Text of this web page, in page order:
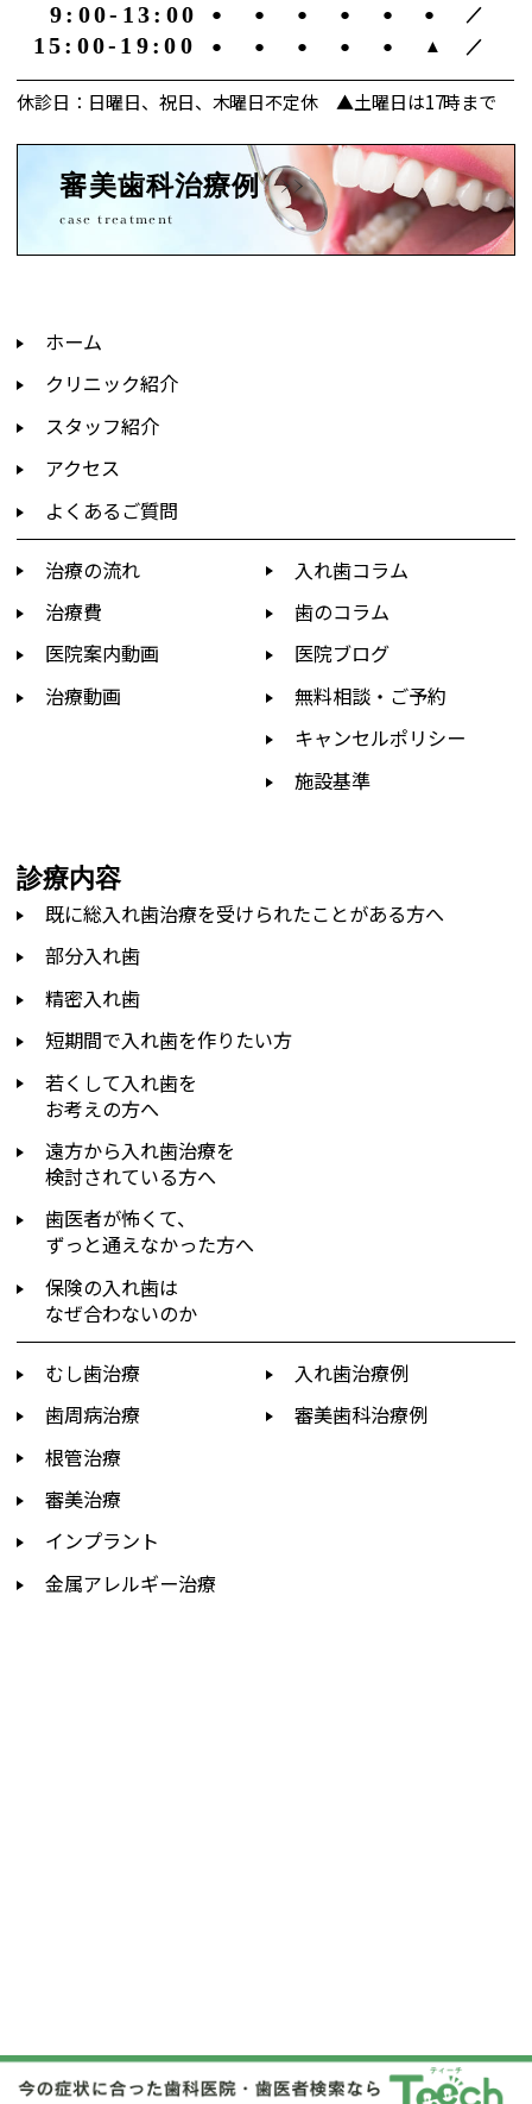
審美歯科治療例
case treatment
9:00-13:00 ● ● ● ● ● ● ／
15:00-19:00 ● ● ● ● ● ▲ ／
休診日：日曜日、祝日、木曜日不定休 ▲土曜日は17時まで
ホーム
クリニック紹介
スタッフ紹介
アクセス
よくあるご質問
治療の流れ
治療費
医院案内動画
治療動画
入れ歯コラム
歯のコラム
医院ブログ
無料相談・ご予約
キャンセルポリシー
施設基準
診療内容
既に総入れ歯治療を受けられたことがある方へ
部分入れ歯
精密入れ歯
短期間で入れ歯を作りたい方
若くして入れ歯を
お考えの方へ
遠方から入れ歯治療を
検討されている方へ
歯医者が怖くて、
ずっと通えなかった方へ
保険の入れ歯は
なぜ合わないのか
むし歯治療
歯周病治療
根管治療
審美治療
インプラント
金属アレルギー治療
入れ歯治療例
審美歯科治療例